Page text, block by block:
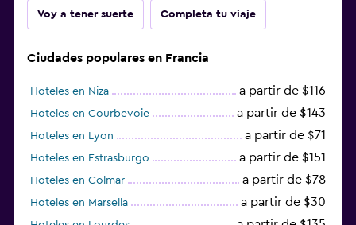
Voy a tener suerte Completa tu viaje
Ciudades populares en Francia
Hoteles en Niza a partir de $116
Hoteles en Courbevoie a partir de $143
Hoteles en Lyon a partir de $71
Hoteles en Estrasburgo a partir de $151
Hoteles en Colmar a partir de $78
Hoteles en Marsella a partir de $30